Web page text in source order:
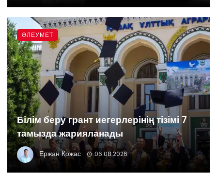
Білім беру грант иегерлерінің тізімі 7
тамызда жарияланады
Ержан Қожас 06.08.2026
ӘЛЕУМЕТ